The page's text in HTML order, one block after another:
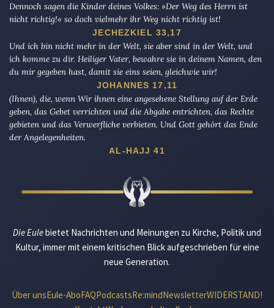
Dennoch sagen die Kinder deines Volkes: »Der Weg des Herrn ist
nicht richtig!« so doch vielmehr ihr Weg nicht richtig ist!
JECHEZKIEL 33,17
Und ich bin nicht mehr in der Welt, sie aber sind in der Welt, und
ich komme zu dir. Heiliger Vater, bewahre sie in deinem Namen, den
du mir gegeben hast, damit sie eins seien, gleichwie wir!
JOHANNES 17,11
(Ihnen), die, wenn Wir ihnen eine angesehene Stellung auf der Erde
geben, das Gebet verrichten und die Abgabe entrichten, das Rechte
gebieten und das Verwerfliche verbieten. Und Gott gehört das Ende
der Angelegenheiten.
AL-HAJJ 41
Die Eulebietet Nachrichten und Meinungen zu Kirche, Politik und
Kultur, immer mit einem kritischen Blick aufgeschrieben für eine
neue Generation.
Über unsEule-AboFAQPodcastsRe:mindNewsletterWIDERSTAND!